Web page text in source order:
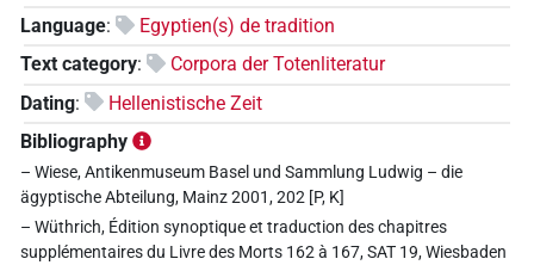
Language:
Egyptien(s) de tradition
Text category:
Corpora der Totenliteratur
Dating:
Hellenistische Zeit
Bibliography
– Wiese, Antikenmuseum Basel und Sammlung Ludwig – die
ägyptische Abteilung, Mainz 2001, 202 [P, K]
– Wüthrich, Édition synoptique et traduction des chapitres
supplémentaires du Livre des Morts 162 à 167, SAT 19, Wiesbaden